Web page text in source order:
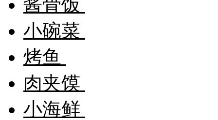
酱骨饭
小碗菜
烤鱼
肉夹馍
小海鲜